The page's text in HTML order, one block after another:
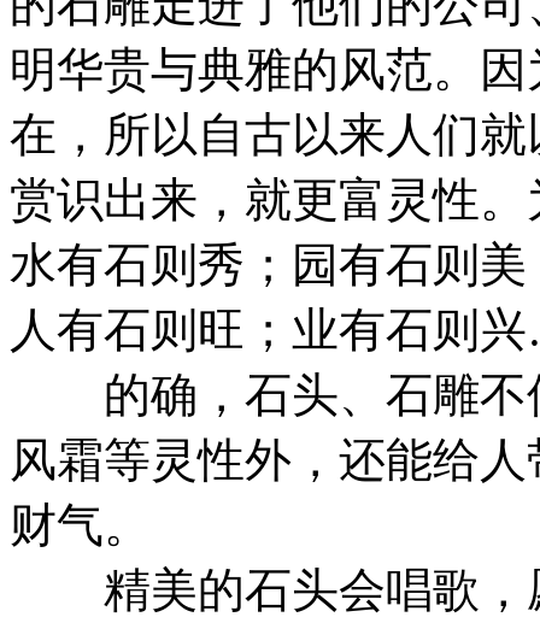
明华贵与典雅的风范。
在，所以自古以来人们
赏识出来，就更富灵性
水有石则秀；园有石则
人有石则旺；业有石则
的确，石头、石雕不
风霜等灵性外，还能给
财气。
精美的石头会唱歌，